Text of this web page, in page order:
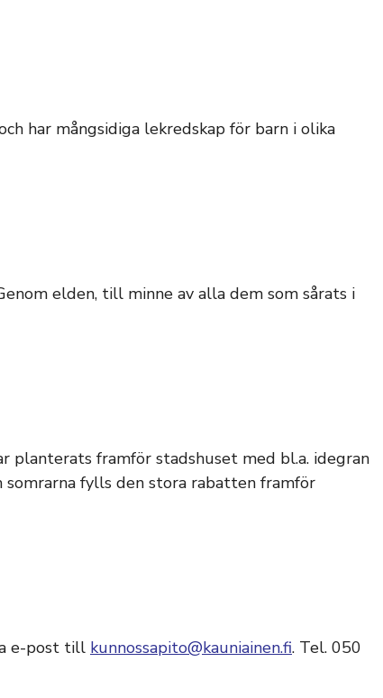
har mångsidiga lekredskap för barn i olika
elden, till minne av alla dem som sårats i
planterats framför stadshuset med bl.a. idegran
somrarna fylls den stora rabatten framför
e-post till kunnossapito@kauniainen.fi. Tel. 050